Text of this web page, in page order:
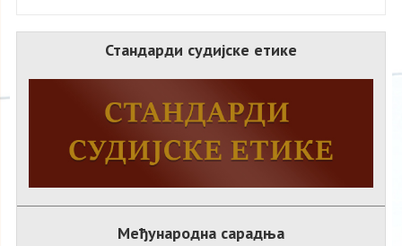
Стандарди судијске етике
Међународна сарадња